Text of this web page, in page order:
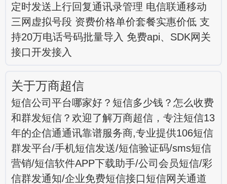
定时发送上行回复通讯录管理 电信联通移动
三网虚拟号段 资费价格单价套餐实惠价低 支
持20万电话号码批量导入 免费api、SDK网关
接口开发接入
关于万商超信
短信公司平台哪家好？短信多少钱？怎么收费
和群发短信？欢迎了解万商超信，专注短信13
年的企信通通讯靠谱服务商,专业提供106短信
群发平台/手机短信发送/短信验证码/sms短信
营销/短信软件APP下载助手/公司会员短信/彩
信群发通知/企业免费短信接口短信网关通道